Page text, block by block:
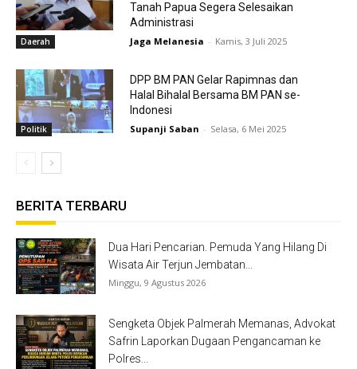
Daerah
Tanah Papua Segera Selesaikan
Administrasi
Jaga Melanesia - Kamis, 3 Juli 2025
Politik
DPP BM PAN Gelar Rapimnas dan
Halal Bihalal Bersama BM PAN se-
Indonesi
Supanji Saban - Selasa, 6 Mei 2025
BERITA TERBARU
Dua Hari Pencarian. Pemuda Yang Hilang Di
Wisata Air Terjun Jembatan...
Minggu, 9 Agustus 2026
Sengketa Objek Palmerah Memanas, Advokat
Safrin Laporkan Dugaan Pengancaman ke
Polres...